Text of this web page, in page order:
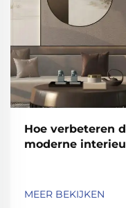
Hoe verbeteren
moderne
MEER BEKIJKEN